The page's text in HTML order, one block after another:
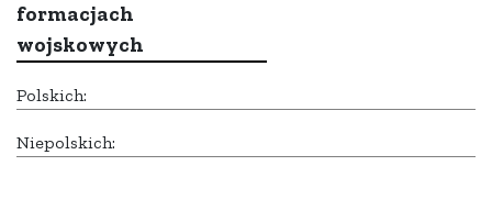
formacjach
wojskowych
Polskich:
Niepolskich: